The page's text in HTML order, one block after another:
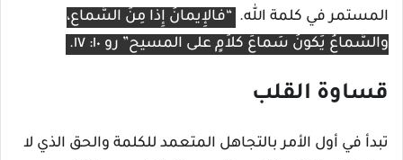
المستمر في كلمة الله. “فالإِيمانُ إِذًا مِنَ السَّماع،
والسَّماعُ يَكونُ سَماعَ كَلاَمٍ على المسيح” رو ١٠: ١٧.
قساوة القلب
تبدأ في أول الأمر بالتجاهل المتعمد للكلمة والحق الذي لا